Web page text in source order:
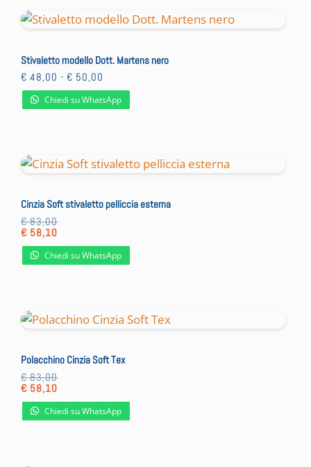
Stivaletto modello Dott. Martens nero
€ 48,00 - € 50,00
prezzo:
da
Chiedi su WhatsApp
Cinzia Soft stivaletto pelliccia esterna
€83,00
€ 58,10
Chiedi su WhatsApp
Polacchino Cinzia Soft Tex
€83,00
€ 58,10
Chiedi su WhatsApp